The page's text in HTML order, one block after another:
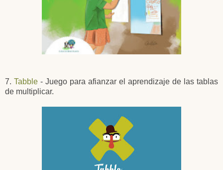
7. Tabble - Juego para afianzar el aprendizaje de las tablas
de multiplicar.